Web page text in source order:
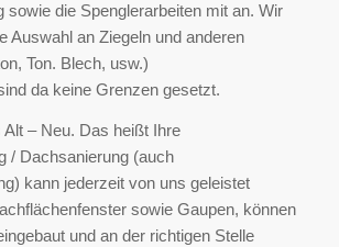
sowie die Spenglerarbeiten mit an. Wir
Auswahl an Ziegeln und anderen
Ton. Blech, usw.)
da keine Grenzen gesetzt.
– Neu. Das heißt Ihre
/ Dachsanierung (auch
kann jederzeit von uns geleistet
sowie Gaupen, können
und an der richtigen Stelle